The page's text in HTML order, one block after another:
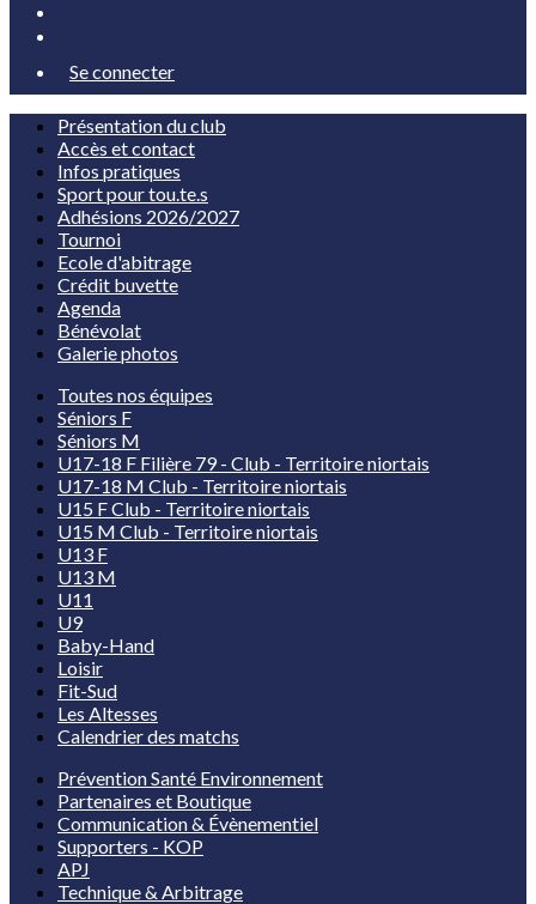
Se connecter
Présentation du club
Accès et contact
Infos pratiques
Sport pour tou.te.s
Adhésions 2026/2027
Tournoi
Ecole d'abitrage
Crédit buvette
Agenda
Bénévolat
Galerie photos
Toutes nos équipes
Séniors F
Séniors M
U17-18 F Filière 79 - Club - Territoire niortais
U17-18 M Club - Territoire niortais
U15 F Club - Territoire niortais
U15 M Club - Territoire niortais
U13 F
U13 M
U11
U9
Baby-Hand
Loisir
Fit-Sud
Les Altesses
Calendrier des matchs
Prévention Santé Environnement
Partenaires et Boutique
Communication & Évènementiel
Supporters - KOP
APJ
Technique & Arbitrage